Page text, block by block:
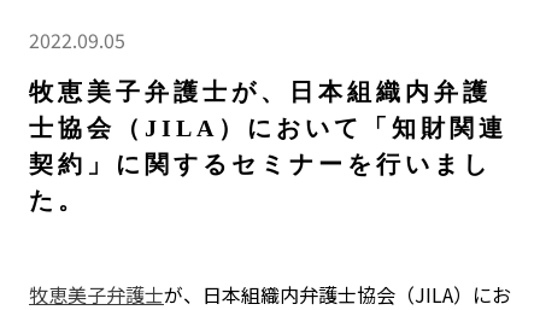
2022.09.05
牧恵美子弁護士が、日本組織内弁護
士協会（JILA）において「知財関連
契約」に関するセミナーを行いまし
た。
牧恵美子弁護士が、日本組織内弁護士協会（JILA）にお